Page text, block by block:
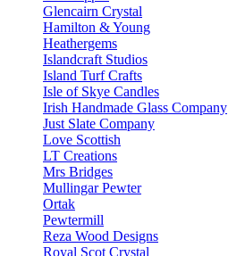
Glencairn Crystal
Hamilton & Young
Heathergems
Islandcraft Studios
Island Turf Crafts
Isle of Skye Candles
Irish Handmade Glass Company
Just Slate Company
Love Scottish
LT Creations
Mrs Bridges
Mullingar Pewter
Ortak
Pewtermill
Reza Wood Designs
Royal Scot Crystal